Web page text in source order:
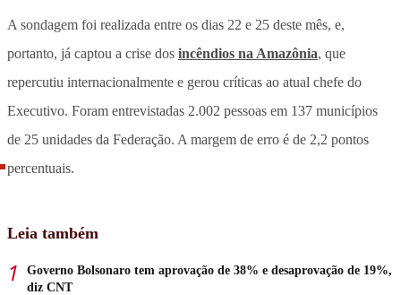
A sondagem foi realizada entre os dias 22 e 25 deste mês, e,
portanto, já captou a crise dos incêndios na Amazônia, que
repercutiu internacionalmente e gerou críticas ao atual chefe do
Executivo. Foram entrevistadas 2.002 pessoas em 137 municípios
de 25 unidades da Federação. A margem de erro é de 2,2 pontos
percentuais.
Leia também
Governo Bolsonaro tem aprovação de 38% e desaprovação de 19%,
diz CNT